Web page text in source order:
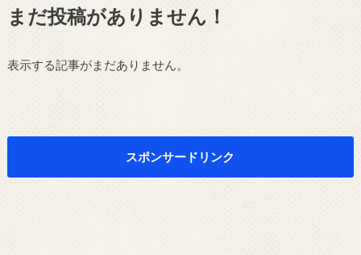
まだ投稿がありません！
表示する記事がまだありません。
スポンサードリンク